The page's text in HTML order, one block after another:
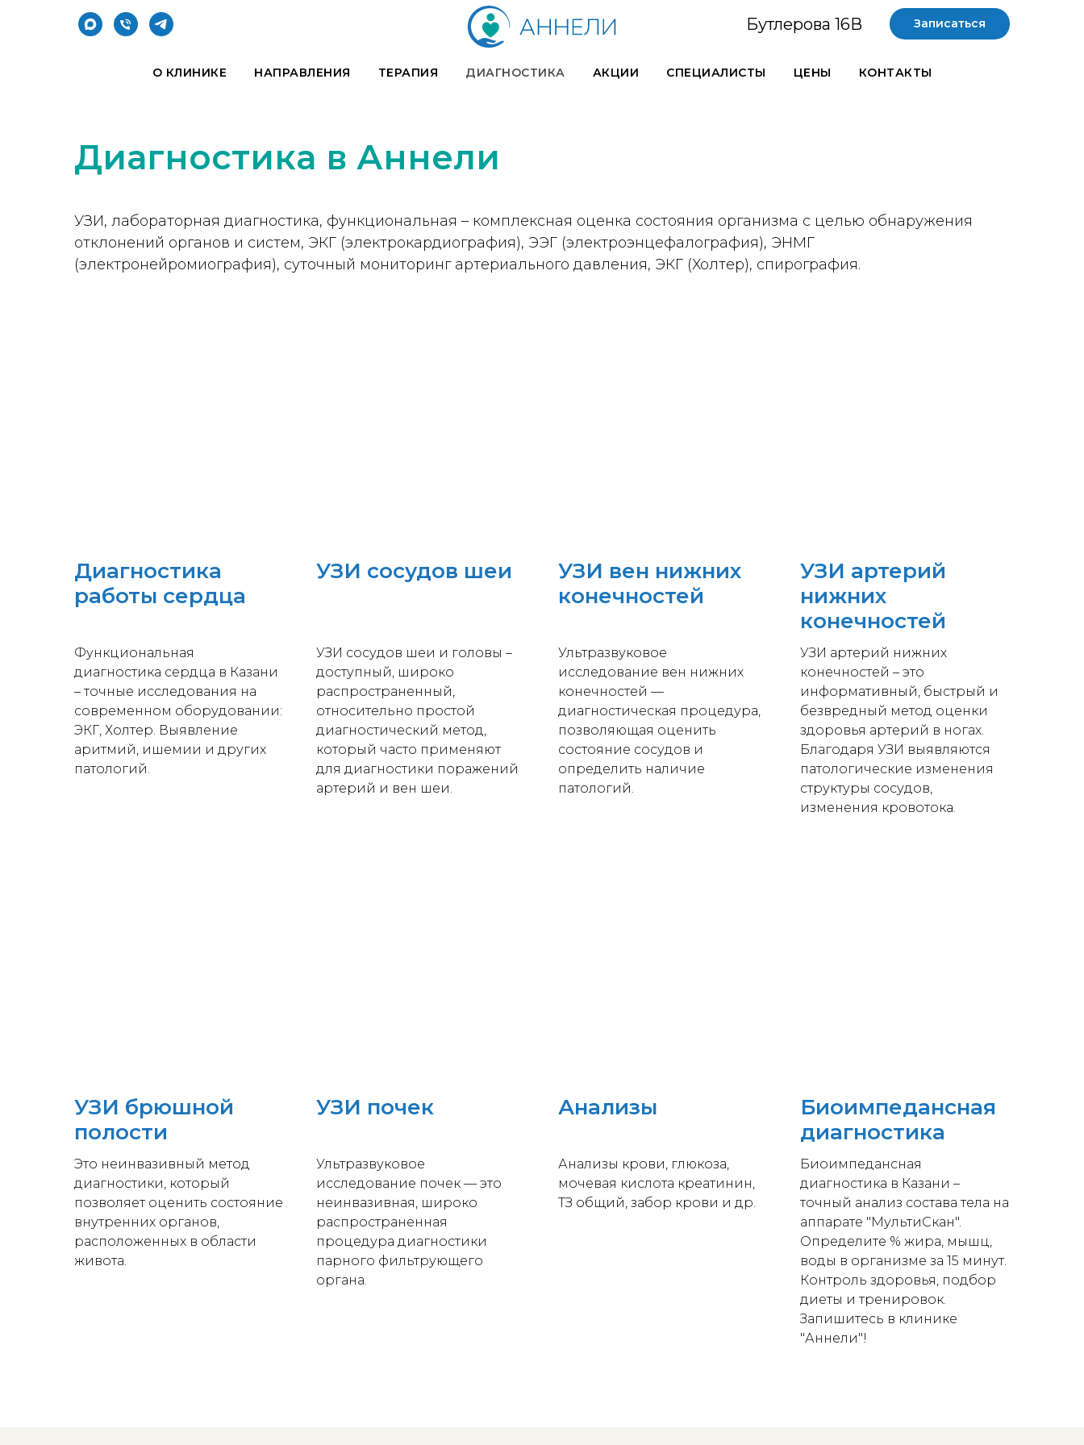
Бутлерова 16В Записаться
О КЛИНИКЕ НАПРАВЛЕНИЯ ТЕРАПИЯ ДИАГНОСТИКА АКЦИИ СПЕЦИАЛИСТЫ ЦЕНЫ КОНТАКТЫ
Диагностика в Аннели
УЗИ, лабораторная диагностика, функциональная – комплексная оценка состояния организма с целью обнаружения
отклонений органов и систем, ЭКГ (электрокардиография), ЭЭГ (электроэнцефалография), ЭНМГ
(электронейромиография), суточный мониторинг артериального давления, ЭКГ (Холтер), спирография.
Диагностика
работы сердца
Функциональная
диагностика сердца в Казани
– точные исследования на
современном оборудовании:
ЭКГ, Холтер. Выявление
аритмий, ишемии и других
патологий.
УЗИ сосудов шеи
УЗИ сосудов шеи и головы –
доступный, широко
распространенный,
относительно простой
диагностический метод,
который часто применяют
для диагностики поражений
артерий и вен шеи.
УЗИ вен нижних
конечностей
Ультразвуковое
исследование вен нижних
конечностей —
диагностическая процедура,
позволяющая оценить
состояние сосудов и
определить наличие
патологий.
УЗИ артерий
нижних
конечностей
УЗИ артерий нижних
конечностей – это
информативный, быстрый и
безвредный метод оценки
здоровья артерий в ногах.
Благодаря УЗИ выявляются
патологические изменения
структуры сосудов,
изменения кровотока.
УЗИ брюшной
полости
Это неинвазивный метод
диагностики, который
позволяет оценить состояние
внутренних органов,
расположенных в области
живота.
УЗИ почек
Ультразвуковое
исследование почек — это
неинвазивная, широко
распространенная
процедура диагностики
парного фильтрующего
органа.
Анализы
Анализы крови, глюкоза,
мочевая кислота креатинин,
ТЗ общий, забор крови и др.
Биоимпедансная
диагностика
Биоимпедансная
диагностика в Казани –
точный анализ состава тела на
аппарате "МультиСкан".
Определите % жира, мышц,
воды в организме за 15 минут.
Контроль здоровья, подбор
диеты и тренировок.
Запишитесь в клинике
"Аннели"!